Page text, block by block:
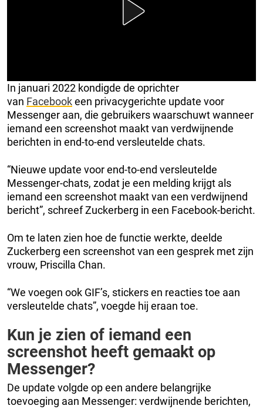
In januari 2022 kondigde de oprichter
van Facebookeen privacygerichte update voor
Messenger aan, die gebruikers waarschuwt wanneer
iemand een screenshot maakt van verdwijnende
berichten in end-to-end versleutelde chats.
“Nieuwe update voor end-to-end versleutelde
Messenger-chats, zodat je een melding krijgt als
iemand een screenshot maakt van een verdwijnend
bericht”, schreef Zuckerberg in een Facebook-bericht.
Om te laten zien hoe de functie werkte, deelde
Zuckerberg een screenshot van een gesprek met zijn
vrouw, Priscilla Chan.
“We voegen ook GIF’s, stickers en reacties toe aan
versleutelde chats”, voegde hij eraan toe.
Kun je zien of iemand een
screenshot heeft gemaakt op
Messenger?
De update volgde op een andere belangrijke
toevoeging aan Messenger: verdwijnende berichten,